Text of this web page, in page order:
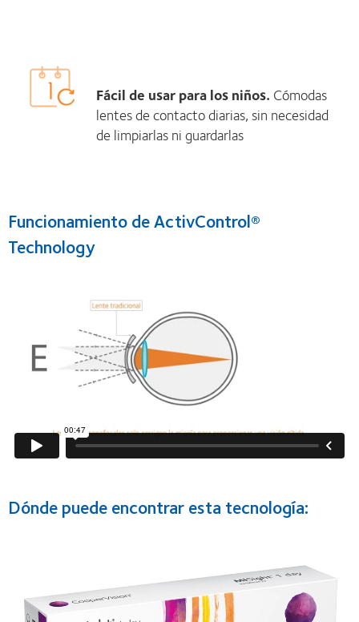
Fácil de usar para los niños. Cómodas
lentes de contacto diarias, sin necesidad
de limpiarlas ni guardarlas
Funcionamiento de ActivControl®
Technology
Dónde puede encontrar esta tecnología: